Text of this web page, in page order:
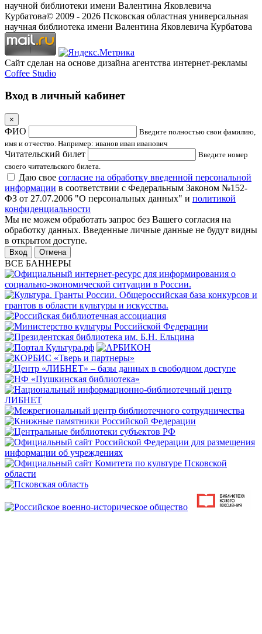
научной библиотеки имени Валентина Яковлевича
Курбатова© 2009 - 2026 Псковская областная универсальная
научная библиотека имени Валентина Яковлевича Курбатова
Сайт сделан на основе дизайна агентства интернет-рекламы
Coffee Studio
Вход в личный кабинет
×
ФИО
Введите полностью свои фамилию,
имя и отчество. Например: иванов иван иванович
Читательский билет
Введите номер
своего читательского билета.
Даю свое согласие на обработку введенной персональной
информации в соответствии с Федеральным Законом №152-
ФЗ от 27.07.2006 "О персональных данных" и политикой
конфиденциальности
Мы не можем обработать запрос без Вашего согласия на
обработку данных. Введенные личные данные не будут видны
в открытом доступе.
Отмена
ВСЕ БАННЕРЫ